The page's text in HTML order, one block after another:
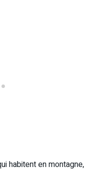
habitent en montagne,